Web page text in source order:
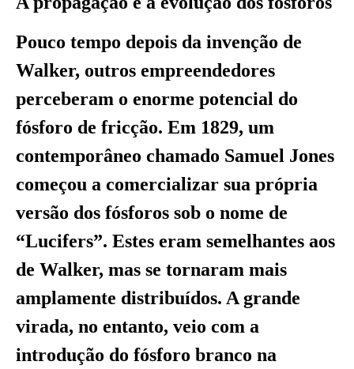
Pouco tempo depois da invenção de
Walker, outros empreendedores
perceberam o enorme potencial do
fósforo de fricção. Em 1829, um
contemporâneo chamado Samuel Jones
começou a comercializar sua própria
versão dos fósforos sob o nome de
“Lucifers”. Estes eram semelhantes aos
de Walker, mas se tornaram mais
amplamente distribuídos. A grande
virada, no entanto, veio com a
introdução do fósforo branco na